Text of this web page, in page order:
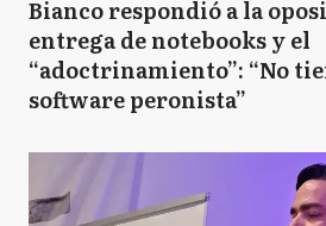
Bianco respondió a la
entrega de notebooks y el
“adoctrinamiento”: “No
software peronista”